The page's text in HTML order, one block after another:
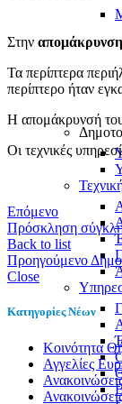
Στην απομάκρυνση
Τα περίπτερα
περίπτερο ήταν
Η απομάκρυνσή
Οι τεχνικές
Επόμενο
Πρόσκληση
Back to list
Προηγούμενο
Close
Κατηγορίες Νέων
Kοινότητα
Αγγελίες